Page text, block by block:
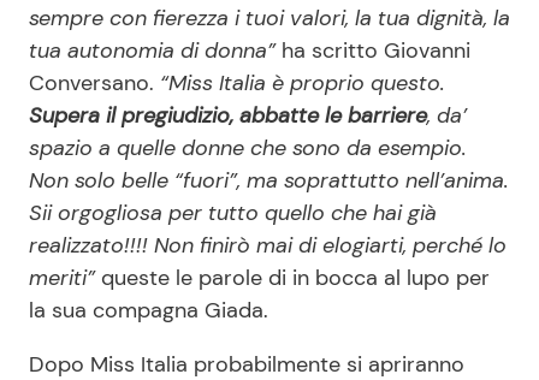
sempre con fierezza i tuoi valori, la tua dignità, la
tua autonomia di donna”ha scritto Giovanni
Conversano. “Miss Italia è proprio questo.
Supera il pregiudizio, abbatte le barriere, da’
spazio a quelle donne che sono da esempio.
Non solo belle “fuori”, ma soprattutto nell’anima.
Sii orgogliosa per tutto quello che hai già
realizzato!!!! Non finirò mai di elogiarti, perché lo
meriti”queste le parole di in bocca al lupo per
la sua compagna Giada.
Dopo Miss Italia probabilmente si apriranno